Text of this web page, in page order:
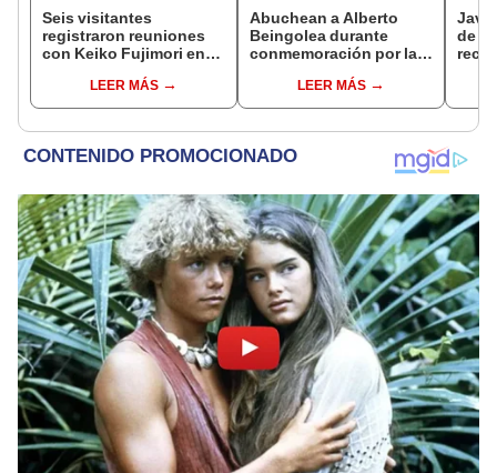
Seis visitantes
registraron reuniones
con Keiko Fujimori en
presidenta se
encontraba en Junín
LEER MÁS
Abuchean a Alberto
Beingolea durante
conmemoración por la
LEER MÁS
de